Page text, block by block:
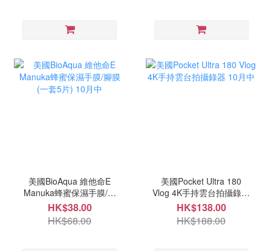
美國BioAqua 維他命E
Manuka蜂蜜保濕手膜/腳
膜(一套5片) 10月中
HK$38.00
HK$68.00
美國Pocket Ultra 180
Vlog 4K手持雲台拍攝錄器
10月中
HK$138.00
HK$188.00